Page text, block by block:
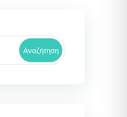
Αναζήτηση